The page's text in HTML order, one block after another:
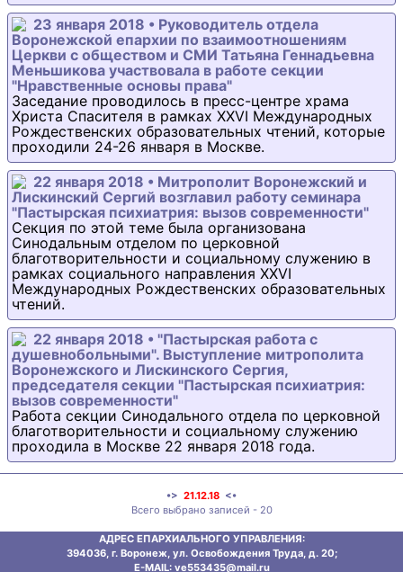
23 января 2018 • Руководитель отдела
Воронежской епархии по взаимоотношениям
Церкви с обществом и СМИ Татьяна Геннадьевна
Меньшикова участвовала в работе секции
"Нравственные основы права"
Заседание проводилось в пресс-центре храма
Христа Спасителя в рамках XXVI Международных
Рождественских образовательных чтений, которые
проходили 24-26 января в Москве.
22 января 2018 • Митрополит Воронежский и
Лискинский Сергий возглавил работу семинара
"Пастырская психиатрия: вызов современности"
Секция по этой теме была организована
Синодальным отделом по церковной
благотворительности и социальному служению в
рамках социального направления XXVI
Международных Рождественских образовательных
чтений.
22 января 2018 • "Пастырская работа с
душевнобольными". Выступление митрополита
Воронежского и Лискинского Сергия,
председателя секции "Пастырская психиатрия:
вызов современности"
Работа секции Синодального отдела по церковной
благотворительности и социальному служению
проходила в Москве 22 января 2018 года.
•> 21.12.18 <•
Всего выбрано записей - 20
АДРЕС ЕПАРХИАЛЬНОГО УПРАВЛЕНИЯ:
394036, г. Воронеж, ул. Освобождения Труда, д. 20;
E-MAIL: ve553435@mаil.ru